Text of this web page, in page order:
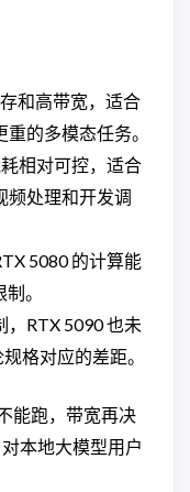
和高带宽，适合
的多模态任务。
相对可控，适合
频处理和开发调
5080 的计算能
。
RTX 5090 也未
格对应的差距。
能跑，带宽再决
本地大模型用户